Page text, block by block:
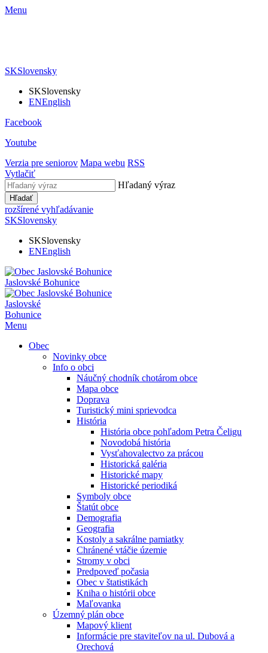
Menu
SKSlovensky
SKSlovensky
ENEnglish
Facebook
Youtube
Verzia pre seniorov Mapa webu RSS
Vytlačiť
Hľadaný výraz
Hľadať
rozšírené vyhľadávanie
SKSlovensky
SKSlovensky
ENEnglish
Jaslovské Bohunice
Jaslovské
Bohunice
Menu
Obec
Novinky obce
Info o obci
Náučný chodník chotárom obce
Mapa obce
Doprava
Turistický mini sprievodca
História
História obce pohľadom Petra Čeligu
Novodobá história
Vysťahovalectvo za prácou
Historická galéria
Historické mapy
Historické periodiká
Symboly obce
Štatút obce
Demografia
Geografia
Kostoly a sakrálne pamiatky
Chránené vtáčie územie
Stromy v obci
Predpoveď počasia
Obec v štatistikách
Kniha o histórii obce
Maľovanka
Územný plán obce
Mapový klient
Informácie pre staviteľov na ul. Dubová a
Orechová